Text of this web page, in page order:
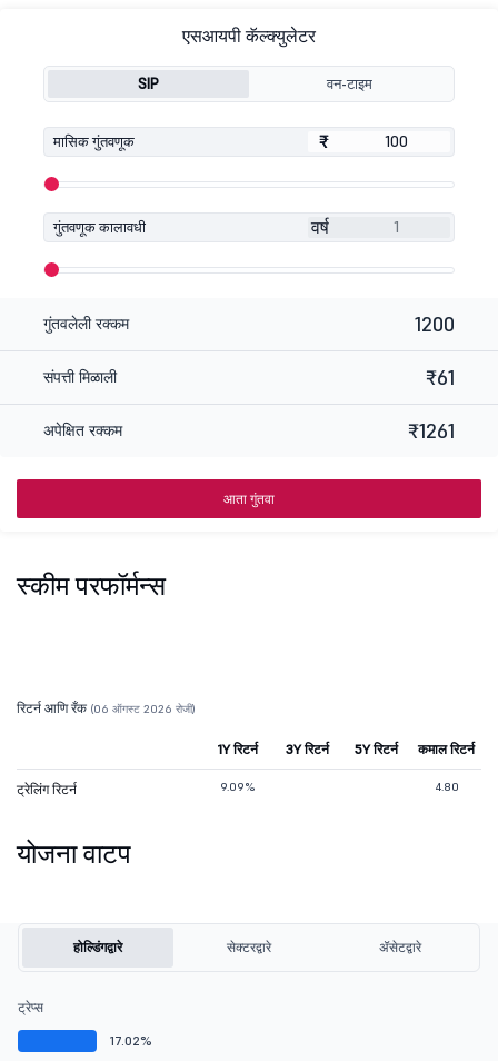
एसआयपी कॅल्क्युलेटर
SIP वन-टाइम
मासिक गुंतवणूक ₹
₹
गुंतवणूक कालावधी वर्ष
गुंतवलेली रक्कम 1200
संपत्ती मिळाली ₹61
अपेक्षित रक्कम ₹1261
आता गुंतवा
स्कीम परफॉर्मन्स
रिटर्न आणि रँक (06 ऑगस्ट 2026 रोजी)
1Y रिटर्न 3Y रिटर्न 5Y रिटर्न कमाल रिटर्न
ट्रेलिंग रिटर्न 9.09% 4.80
योजना वाटप
होल्डिंगद्वारे सेक्टरद्वारे ॲसेटद्वारे
ट्रेप्स
17.02%